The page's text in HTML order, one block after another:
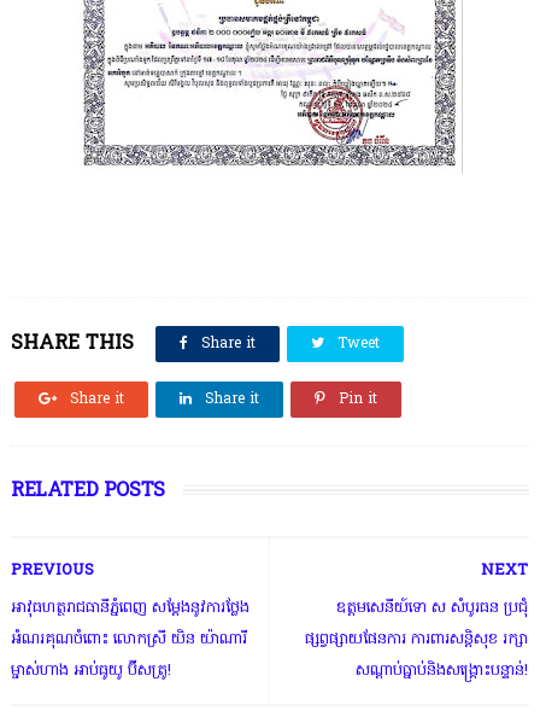
SHARE THIS Share it Tweet
Share it Share it Pin it
RELATED POSTS
NEXT
ឧត្តមសេនីយ៍ទោ ស សំបូរធន ប្រជុំ
ផ្សព្វផ្សាយផែនការ ការពារសន្តិសុខ រក្សា
សណ្តាប់ធ្នាប់និងសង្រ្គោះបន្ទាន់!
PREVIOUS
អាវុធហត្ថរាជធានីភ្នំពេញ សម្តែងនូវការថ្លែង
អំណរគុណចំពោះ លោកស្រី យិន យ៉ាណារី
ម្ចាស់ហាង អាប់ធូយូ ប៊ីសត្រូ!